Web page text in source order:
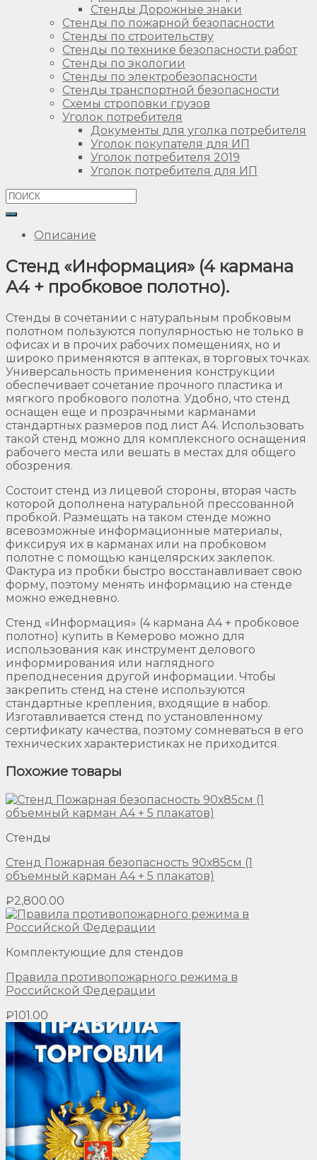
Стенды Дорожные знаки
Стенды по пожарной безопасности
Стенды по строительству
Стенды по технике безопасности работ
Стенды по экологии
Стенды по электробезопасности
Стенды транспортной безопасности
Схемы строповки грузов
Уголок потребителя
Документы для уголка потребителя
Уголок покупателя для ИП
Уголок потребителя 2019
Уголок потребителя для ИП
Описание
Стенд «Информация» (4 кармана
А4 + пробковое полотно).
Стенды в сочетании с натуральным пробковым
полотном пользуются популярностью не только в
офисах и в прочих рабочих помещениях, но и
широко применяются в аптеках, в торговых точках.
Универсальность применения конструкции
обеспечивает сочетание прочного пластика и
мягкого пробкового полотна. Удобно, что стенд
оснащен еще и прозрачными карманами
стандартных размеров под лист А4. Использовать
такой стенд можно для комплексного оснащения
рабочего места или вешать в местах для общего
обозрения.
Состоит стенд из лицевой стороны, вторая часть
которой дополнена натуральной прессованной
пробкой. Размещать на таком стенде можно
всевозможные информационные материалы,
фиксируя их в карманах или на пробковом
полотне с помощью канцелярских заклепок.
Фактура из пробки быстро восстанавливает свою
форму, поэтому менять информацию на стенде
можно ежедневно.
Стенд «Информация» (4 кармана А4 + пробковое
полотно) купить в Кемерово можно для
использования как инструмент делового
информирования или наглядного
преподнесения другой информации. Чтобы
закрепить стенд на стене используются
стандартные крепления, входящие в набор.
Изготавливается стенд по установленному
сертификату качества, поэтому сомневаться в его
технических характеристиках не приходится.
Похожие товары
Стенды
Стенд Пожарная безопасность 90х85см (1
объемный карман А4 + 5 плакатов)
₽2,800.00
Комплектующие для стендов
Правила противопожарного режима в
Российской Федерации
₽101.00